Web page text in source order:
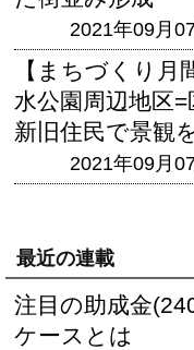
2021年09月
【まちづくり月
水公園周辺地区=
新旧住民で景観
2021年09月
最近の連載
注目の助成金
ケースとは